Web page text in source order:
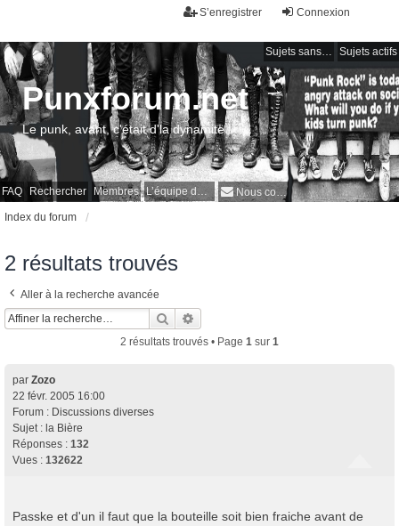
Connexion
S’enregistrer
Sujets sans réponse Sujets actifs
FAQ Rechercher Membres L’équipe du forum Nous contacter
Punxforum.net
Le punk, avant, c'était d'la dynamite !
Index du forum
2 résultats trouvés
Aller à la recherche avancée
Rechercher
2 résultats trouvés • Page 1 sur 1
par Zozo
22 févr. 2005 16:00
Forum : Discussions diverses
Sujet : la Bière
Réponses : 132
Vues : 132622
Passke et d'un il faut que la bouteille soit bien fraiche avant de